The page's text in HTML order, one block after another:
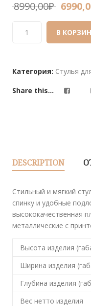
out
based
ratings
8990,00₽
В
Категория: Стулья
Share this...
DESCRIPTION
Стильный и мягкий
спинку и удобные
высококачественная
металлические с
Высота изделия
Ширина изделия
Глубина изделия
Вес нетто изделия